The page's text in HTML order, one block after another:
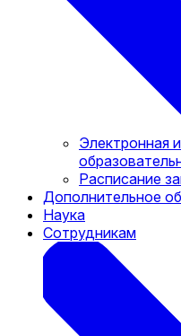
Электронная
Расписание
Дополнительное
Наука
Сотрудникам